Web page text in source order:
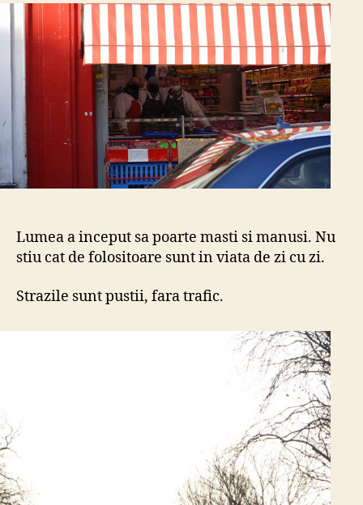
Lumea a inceput sa poarte masti si manusi. Nu
stiu cat de folositoare sunt in viata de zi cu zi.
Strazile sunt pustii, fara trafic.